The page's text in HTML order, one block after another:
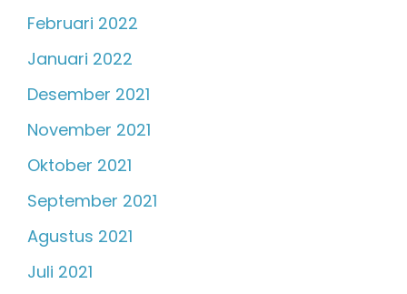
Februari 2022
Januari 2022
Desember 2021
November 2021
Oktober 2021
September 2021
Agustus 2021
Juli 2021